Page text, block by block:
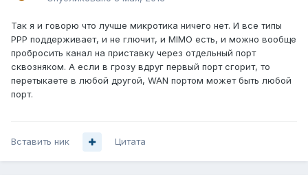
Так я и говорю что лучше микротика ничего нет. И все типы
PPP поддерживает, и не глючит, и MIMO есть, и можно вообще
пробросить канал на приставку через отдельный порт
сквозняком. А если в грозу вдруг первый порт сгорит, то
перетыкаете в любой другой, WAN портом может быть любой
порт.
Вставить ник Цитата